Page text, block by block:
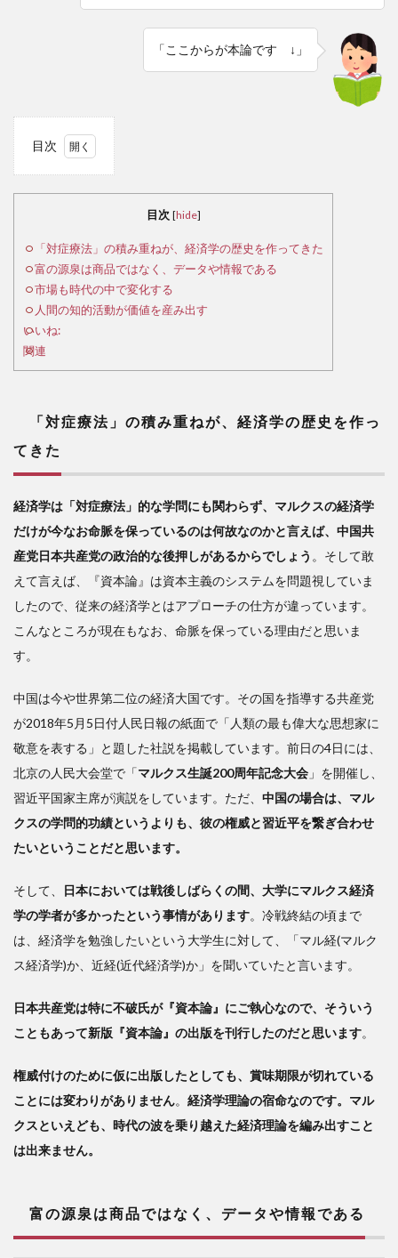
「ここからが本論です ↓」
目次
法」
の積
み重
が、
経済
学の
って
きた
2
の源
商品
では
な
デー
タや
3
市
場も
時代
の中
で変
る
間の
知的
活動
値を
産み
出す
目次 [hide]
「対症療法」の積み重ねが、経済学の歴史を作ってきた
富の源泉は商品ではなく、データや情報である
市場も時代の中で変化する
人間の知的活動が価値を産み出す
いいね:
関連
「対症療法」の積み重ねが、経済学の歴史を作っ
てきた
経済学は「対症療法」的な学問にも関わらず、マルクスの経済学
だけが今なお命脈を保っているのは何故なのかと言えば、中国共
産党日本共産党の政治的な後押しがあるからでしょう 。そして敢
えて言えば、『資本論』は資本主義のシステムを問題視していま
したので、従来の経済学とはアプローチの仕方が違っています。
こんなところが現在もなお、命脈を保っている理由だと思いま
す。
中国は今や世界第二位の経済大国です。その国を指導する共産党
が2018年5月5日付人民日報の紙面で「人類の最も偉大な思想家に
敬意を表する」と題した社説を掲載しています。前日の4日には、
北京の人民大会堂で「マルクス生誕200周年記念大会 」を開催し、
習近平国家主席が演説をしています。ただ、 中国の場合は、マル
クスの学問的功績というよりも、彼の権威と習近平を繋ぎ合わせ
たいということだと思います。
そして、
日本においては戦後しばらくの間、大学にマルクス経済
学の学者が多かったという事情があります。冷戦終結の頃まで
は、経済学を勉強したいという大学生に対して、「マル経(マルク
ス経済学)か、近経(近代経済学)か」を聞いていたと言います。
日本共産党は特に不破氏が『資本論』にご執心なので、そういう
こともあって新版『資本論』の出版を刊行したのだと思います。
権威付けのために仮に出版したとしても、賞味期限が切れている
ことには変わりがありません。 経済学理論の宿命なのです。マル
クスといえども、時代の波を乗り越えた経済理論を編み出すこと
は出来ません。
富の源泉は商品ではなく、データや情報である